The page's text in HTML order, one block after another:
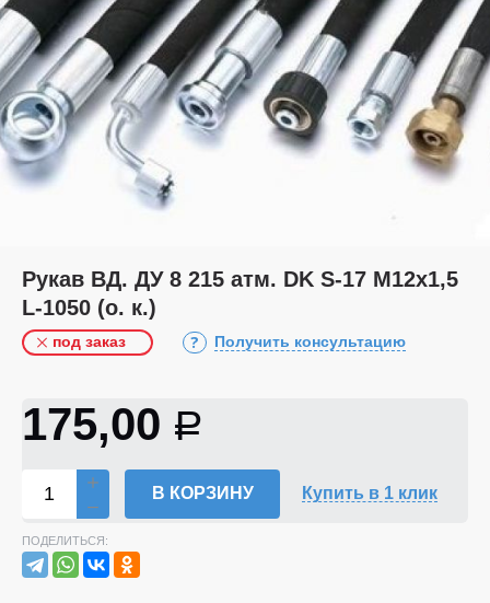
Рукав ВД. ДУ 8 215 атм. DK S-17 М12х1,5
L-1050 (о. к.)
под заказ Получить консультацию
175,00 Р
В КОРЗИНУ Купить в 1 клик
ПОДЕЛИТЬСЯ: